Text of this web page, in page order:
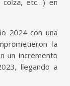
2024 con una
la
un incremento
llegando a